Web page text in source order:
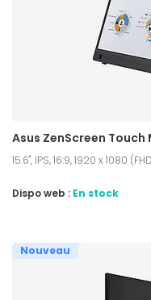
Asus ZenScreen Touch
15.6", IPS, 16:9, 1920 x 1080
Dispo web : En stock
Nouveau